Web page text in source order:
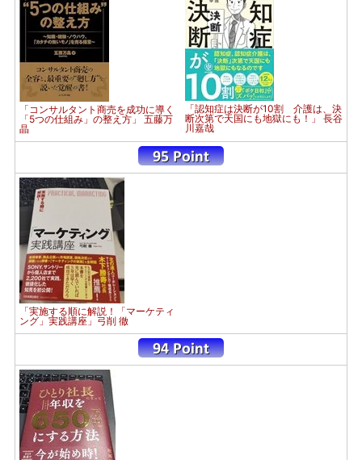
「コンサルタント商売を成功に導く
「5つの仕組み」の整え方」 五藤万
晶
「認知症は決断が10割 介護は、決
断次第で天国にも地獄にも！」 長谷
川嘉哉
「実施する順に解説！「マーケティ
ング」実践講座」弓削 徹